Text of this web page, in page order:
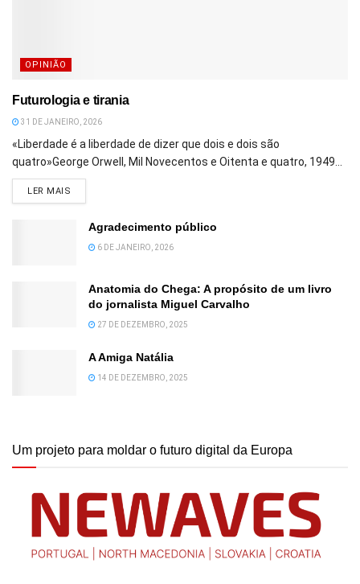
OPINIÃO
Futurologia e tirania
31 DE JANEIRO, 2026
«Liberdade é a liberdade de dizer que dois e dois são
quatro»George Orwell, Mil Novecentos e Oitenta e quatro, 1949...
LER MAIS
Agradecimento público
6 DE JANEIRO, 2026
Anatomia do Chega: A propósito de um livro
do jornalista Miguel Carvalho
27 DE DEZEMBRO, 2025
A Amiga Natália
14 DE DEZEMBRO, 2025
Um projeto para moldar o futuro digital da Europa